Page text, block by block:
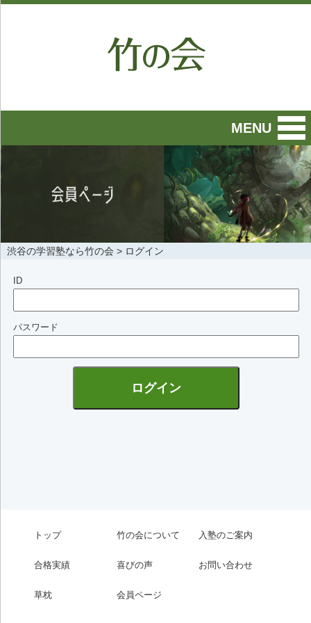
MENU
渋谷の学習塾なら竹の会 > ログイン
ID
パスワード
トップ 竹の会について 入塾のご案内
合格実績 喜びの声 お問い合わせ
草枕 会員ページ